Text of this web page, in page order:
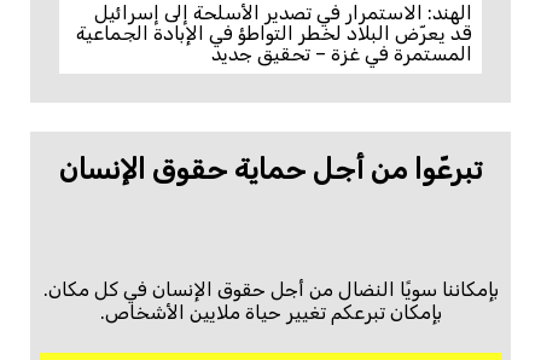
الهند: الاستمرار في تصدير الأسلحة إلى إسرائيل
قد يعرّض البلاد لخطر التواطؤ في الإبادة الجماعية
المستمرة في غزة – تحقيق جديد
تبرعّوا من أجل حماية حقوق الإنسان
بإمكاننا سويًا النضال من أجل حقوق الإنسان في كل مكان.
بإمكان تبرعكم تغيير حياة ملايين الأشخاص.